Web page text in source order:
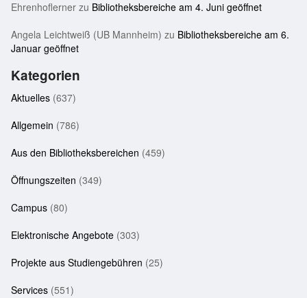
Ehrenhoflerner zu Bibliotheksbereiche am 4. Juni geöffnet
Angela Leichtweiß (UB Mannheim) zu Bibliotheksbereiche am 6.
Januar geöffnet
Kategorien
Aktuelles (637)
Allgemein (786)
Aus den Bibliotheksbereichen (459)
Öffnungszeiten (349)
Campus (80)
Elektronische Angebote (303)
Projekte aus Studiengebühren (25)
Services (551)